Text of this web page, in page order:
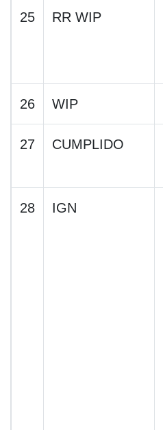
25 RR WIP
26 WIP
27 CUMPLIDO
28 IGN